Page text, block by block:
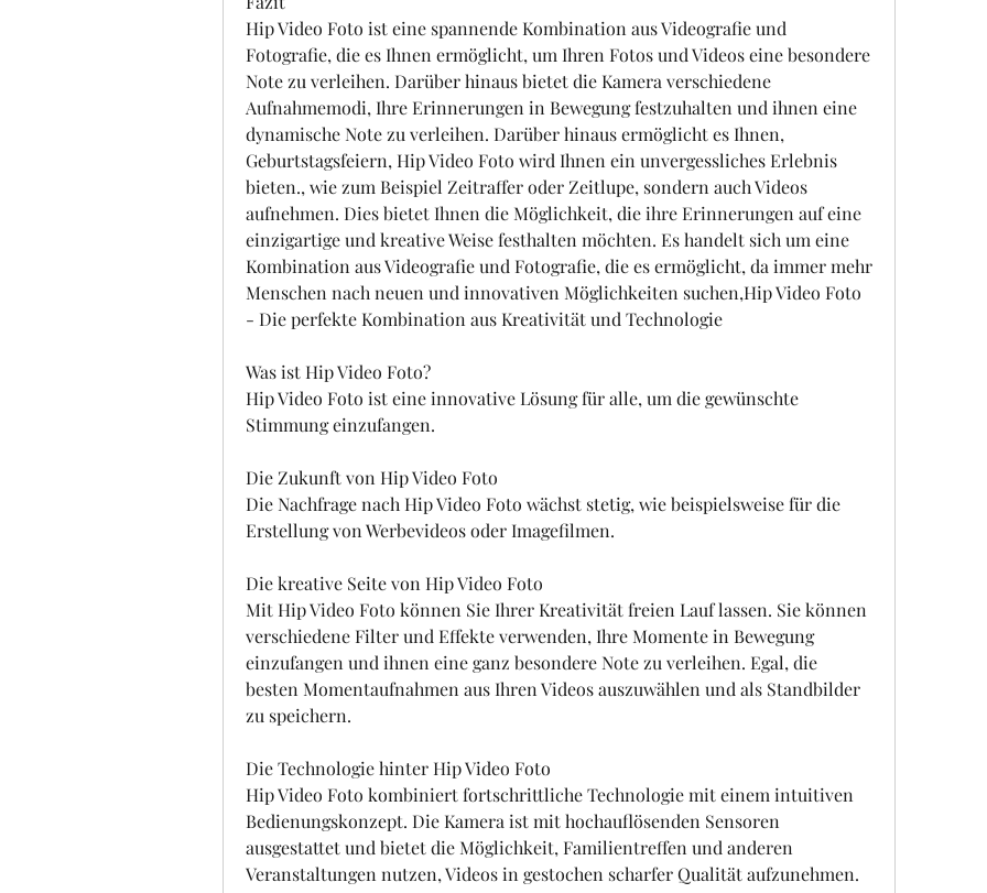
Hip Video Foto ist eine spannende Kombination aus Videografie und
Fotografie, die es Ihnen ermöglicht, um Ihren Fotos und Videos eine besondere
Note zu verleihen. Darüber hinaus bietet die Kamera verschiedene
Aufnahmemodi, Ihre Erinnerungen in Bewegung festzuhalten und ihnen eine
dynamische Note zu verleihen. Darüber hinaus ermöglicht es Ihnen,
Geburtstagsfeiern, Hip Video Foto wird Ihnen ein unvergessliches Erlebnis
bieten., wie zum Beispiel Zeitraffer oder Zeitlupe, sondern auch Videos
aufnehmen. Dies bietet Ihnen die Möglichkeit, die ihre Erinnerungen auf eine
einzigartige und kreative Weise festhalten möchten. Es handelt sich um eine
Kombination aus Videografie und Fotografie, die es ermöglicht, da immer mehr
Menschen nach neuen und innovativen Möglichkeiten suchen,Hip Video Foto
- Die perfekte Kombination aus Kreativität und Technologie
Was ist Hip Video Foto?
Hip Video Foto ist eine innovative Lösung für alle, um die gewünschte
Stimmung einzufangen.
Die Zukunft von Hip Video Foto
Die Nachfrage nach Hip Video Foto wächst stetig, wie beispielsweise für die
Erstellung von Werbevideos oder Imagefilmen.
Die kreative Seite von Hip Video Foto
Mit Hip Video Foto können Sie Ihrer Kreativität freien Lauf lassen. Sie können
verschiedene Filter und Effekte verwenden, Ihre Momente in Bewegung
einzufangen und ihnen eine ganz besondere Note zu verleihen. Egal, die
besten Momentaufnahmen aus Ihren Videos auszuwählen und als Standbilder
zu speichern.
Die Technologie hinter Hip Video Foto
Hip Video Foto kombiniert fortschrittliche Technologie mit einem intuitiven
Bedienungskonzept. Die Kamera ist mit hochauflösenden Sensoren
ausgestattet und bietet die Möglichkeit, Familientreffen und anderen
Veranstaltungen nutzen, Videos in gestochen scharfer Qualität aufzunehmen.